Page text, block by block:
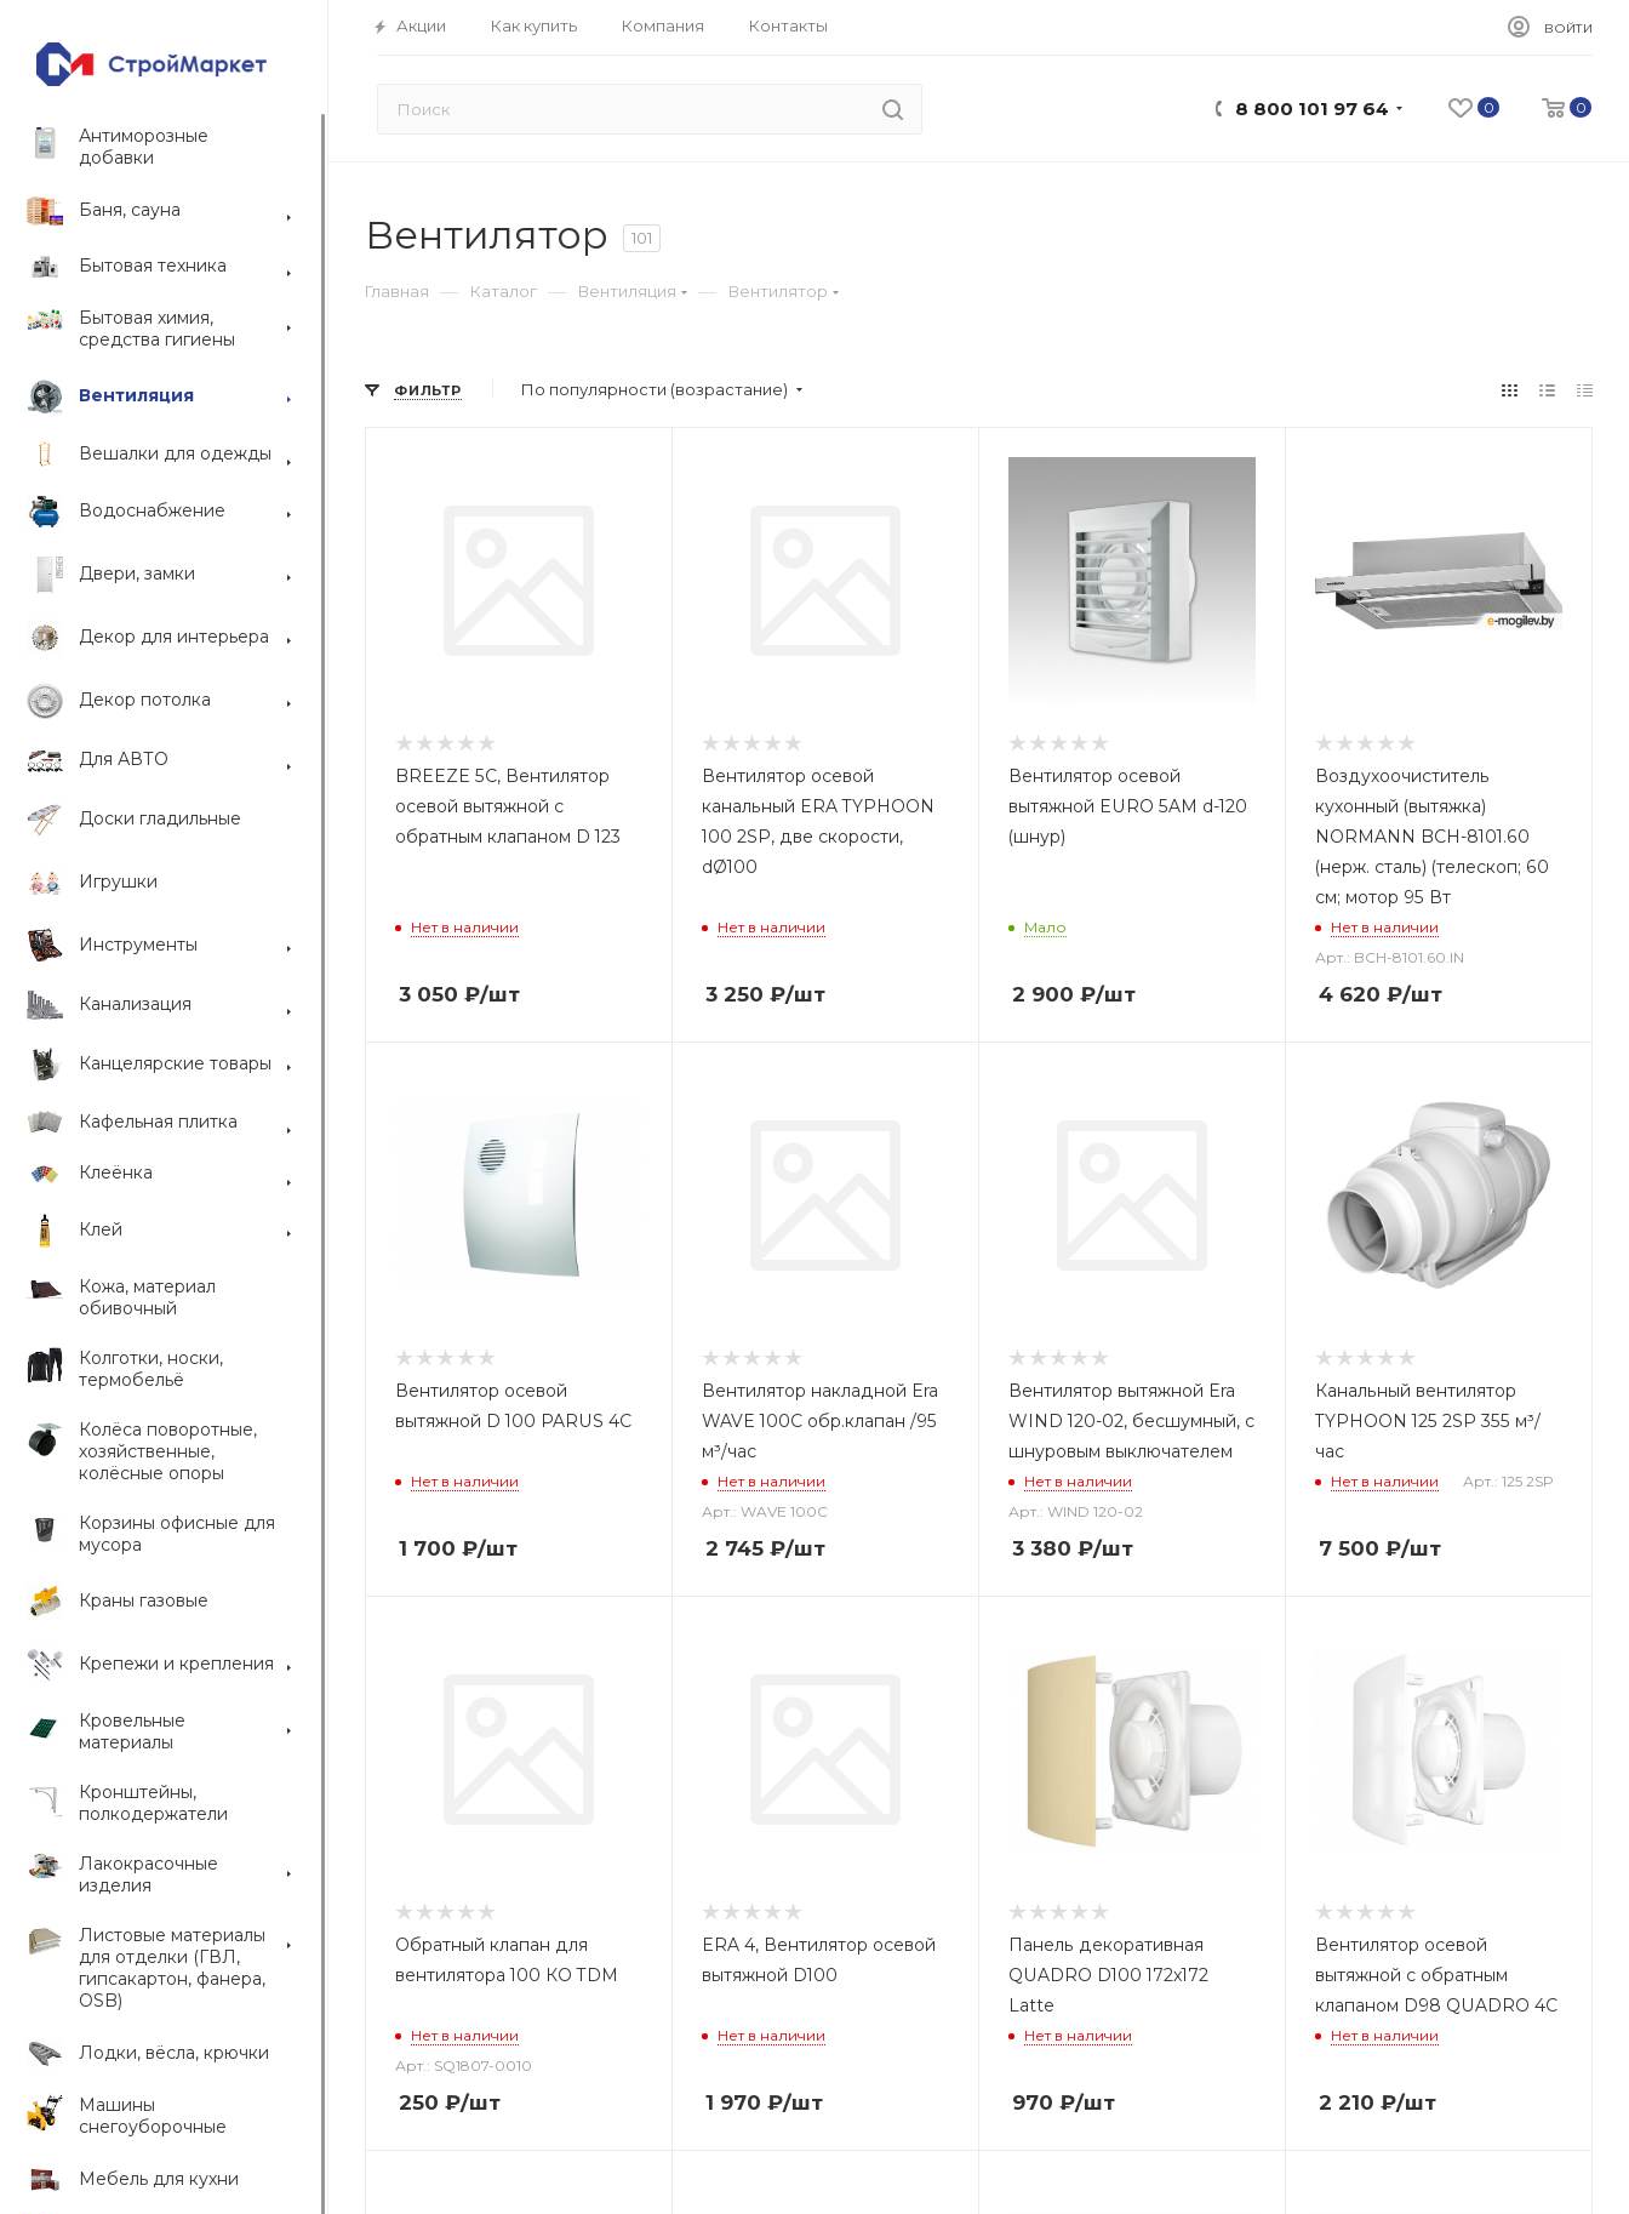
Акции Как купить Компания Контакты ВОЙТИ
0 0
8 800 101 97 64
Антиморозные
добавки
Баня, сауна
Бытовая техника
Бытовая химия,
средства гигиены
Вентиляция
Вешалки для одежды
Водоснабжение
Двери, замки
Декор для интерьера
Декор потолка
Для АВТО
Доски гладильные
Игрушки
Инструменты
Канализация
Канцелярские товары
Кафельная плитка
Клеёнка
Клей
Кожа, материал
обивочный
Колготки, носки,
термобельё
Колёса поворотные,
хозяйственные,
колёсные опоры
Корзины офисные для
мусора
Краны газовые
Крепежи и крепления
Кровельные
материалы
Кронштейны,
полкодержатели
Лакокрасочные
изделия
Листовые материалы
для отделки (ГВЛ,
гипсакартон, фанера,
OSB)
Лодки, вёсла, крючки
Машины
снегоуборочные
Мебель для кухни
Вентилятор 101
Главная — Каталог — Вентиляция — Вентилятор
ФИЛЬТР По популярности (возрастание)
BREEZE 5C, Вентилятор
осевой вытяжной с
обратным клапаном D 123
Нет в наличии
3 050 ₽/шт
Вентилятор осевой
канальный ERA TYPHOON
100 2SP, две скорости,
dØ100
Нет в наличии
3 250 ₽/шт
Вентилятор осевой
вытяжной EURO 5AM d-120
(шнур)
Мало
2 900 ₽/шт
Воздухоочиститель
кухонный (вытяжка)
NORMANN BCH-8101.60
(нерж. сталь) (телескоп; 60
см; мотор 95 Вт
Нет в наличии
Арт.: BCH-8101.60.IN
4 620 ₽/шт
Вентилятор осевой
вытяжной D 100 PARUS 4С
Нет в наличии
1 700 ₽/шт
Вентилятор накладной Era
WAVE 100С обр.клапан /95
м³/час
Нет в наличии
Арт.: WAVE 100С
2 745 ₽/шт
Вентилятор вытяжной Era
WIND 120-02, бесшумный, с
шнуровым выключателем
Нет в наличии
Арт.: WIND 120-02
3 380 ₽/шт
Канальный вентилятор
TYPHOON 125 2SP 355 м³/
час
Нет в наличии Арт.: 125 2SP
7 500 ₽/шт
Обратный клапан для
вентилятора 100 КО TDM
Нет в наличии
Арт.: SQ1807-0010
250 ₽/шт
ERA 4, Вентилятор осевой
вытяжной D100
Нет в наличии
1 970 ₽/шт
Панель декоративная
QUADRO D100 172x172
Latte
Нет в наличии
970 ₽/шт
Вентилятор осевой
вытяжной с обратным
клапаном D98 QUADRO 4C
Нет в наличии
2 210 ₽/шт